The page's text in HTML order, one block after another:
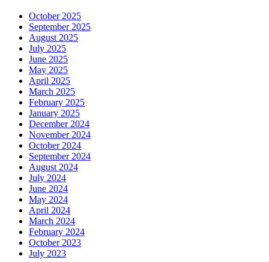
October 2025
September 2025
August 2025
July 2025
June 2025
May 2025
April 2025
March 2025
February 2025
January 2025
December 2024
November 2024
October 2024
September 2024
August 2024
July 2024
June 2024
May 2024
April 2024
March 2024
February 2024
October 2023
July 2023